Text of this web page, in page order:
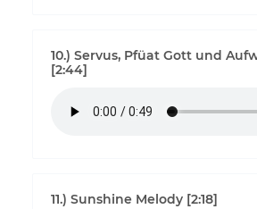
10.) Servus, Pfüat Gott und
[2:44]
11.) Sunshine Melody [2:18]